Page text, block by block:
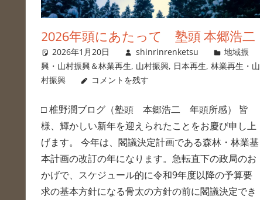
2026年頭にあたって 塾頭 本郷浩二
2026年1月20日 shinrinrenketsu
地域振
興・山村振興＆林業再生, 山村振興, 日本再生, 林業再生・山
村振興
コメントを残す
□ 椎野潤ブログ（塾頭 本郷浩二 年頭所感） 皆
様、輝かしい新年を迎えられたことをお慶び申し上
げます。 今年は、閣議決定計画である森林・林業基
本計画の改訂の年になります。急転直下の政局のお
かげで、スケジュール的に令和9年度以降の予算要
求の基本方針になる骨太の方針の前に閣議決定でき